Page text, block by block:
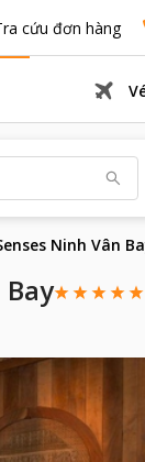
cứu đơn hàng
Ninh Vân